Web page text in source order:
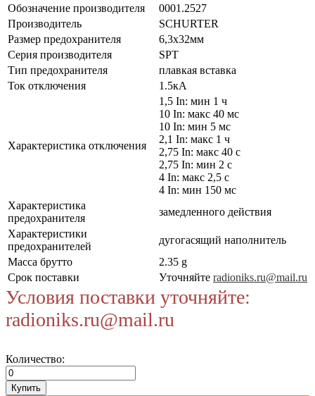
Обозначение производителя
0001.2527
Производитель
SCHURTER
Размер предохранителя
6,3x32мм
Серия производителя
SPT
Тип предохранителя
плавкая вставка
Ток отключения
1.5кА
Характеристика отключения
1,5 In: мин 1 ч
10 In: макс 40 мс
10 In: мин 5 мс
2,1 In: макс 1 ч
2,75 In: макс 40 с
2,75 In: мин 2 с
4 In: макс 2,5 с
4 In: мин 150 мс
Характеристика
предохранителя
замедленного действия
Характеристики
предохранителей
дугогасящий наполнитель
Масса брутто
2.35 g
Срок поставки
Уточняйте radioniks.ru@mail.ru
Условия поставки уточняйте:
radioniks.ru@mail.ru
Количество: